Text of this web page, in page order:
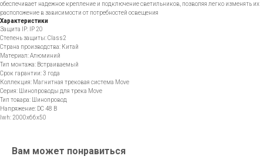
обеспечивает надежное крепление и подключение светильников, позволяя легко изменять их
расположение в зависимости от потребностей освещения
Характеристики
Защита IP: IP 20
Степень защиты: Class2
Страна производства: Китай
Материал: Алюминий
Тип монтажа: Встраиваемый
Срок гарантии: 3 года
Коллекция: Магнитная трековая система Move
Серия: Шинопроводы для трека Move
Тип товара: Шинопровод
Напряжение: DC 48 В
lwh: 2000x66x50
Вам может понравиться
Всё начинается
со света
E-mail